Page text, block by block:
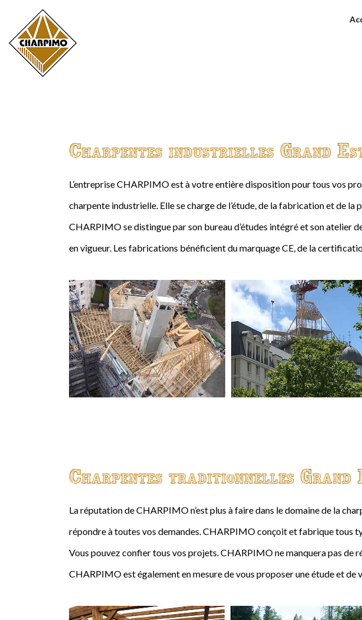
Charpentes industrielles Grand
L’entreprise CHARPIMO est à votre entière disposition pour tous vos
charpente industrielle. Elle se charge de l’étude, de la fabrication et de
CHARPIMO se distingue par son bureau d’études intégré et son
en vigueur. Les fabrications bénéficient du marquage CE, de la
Charpentes traditionnelles Grand
La réputation de CHARPIMO n’est plus à faire dans le domaine de la
répondre à toutes vos demandes. CHARPIMO conçoit et fabrique tous
Vous pouvez confier tous vos projets. CHARPIMO ne manquera pas de
CHARPIMO est également en mesure de vous proposer une étude et